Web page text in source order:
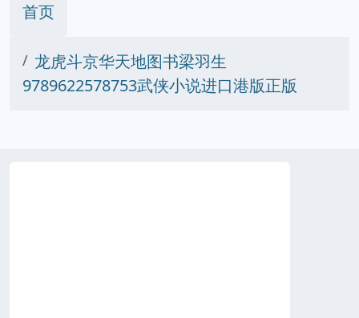
首页
龙虎斗京华天地图书梁羽生
9789622578753武侠小说进口港版正版